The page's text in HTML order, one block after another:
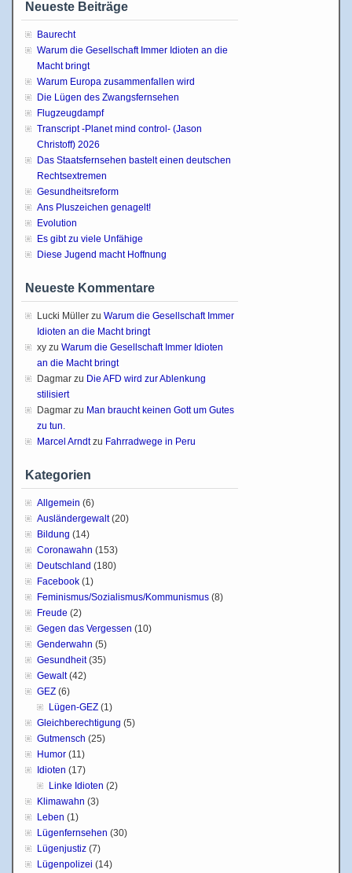
Neueste Beiträge
Baurecht
Warum die Gesellschaft Immer Idioten an die
Macht bringt
Warum Europa zusammenfallen wird
Die Lügen des Zwangsfernsehen
Flugzeugdampf
Transcript -Planet mind control- (Jason
Christoff) 2026
Das Staatsfernsehen bastelt einen deutschen
Rechtsextremen
Gesundheitsreform
Ans Pluszeichen genagelt!
Evolution
Es gibt zu viele Unfähige
Diese Jugend macht Hoffnung
Neueste Kommentare
Lucki Müller zu Warum die Gesellschaft Immer
Idioten an die Macht bringt
xy zu Warum die Gesellschaft Immer Idioten
an die Macht bringt
Dagmar zu Die AFD wird zur Ablenkung
stilisiert
Dagmar zu Man braucht keinen Gott um Gutes
zu tun.
Marcel Arndtzu Fahrradwege in Peru
Kategorien
Allgemein (6)
Ausländergewalt(20)
Bildung (14)
Coronawahn (153)
Deutschland (180)
Facebook (1)
Feminismus/Sozialismus/Kommunismus (8)
Freude (2)
Gegen das Vergessen (10)
Genderwahn (5)
Gesundheit(35)
Gewalt(42)
GEZ (6)
Lügen-GEZ (1)
Gleichberechtigung (5)
Gutmensch (25)
Humor (11)
Idioten (17)
Linke Idioten (2)
Klimawahn (3)
Leben (1)
Lügenfernsehen (30)
Lügenjustiz (7)
Lügenpolizei (14)